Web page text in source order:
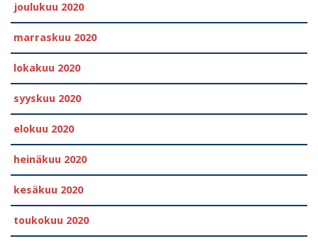
joulukuu 2020
marraskuu 2020
lokakuu 2020
syyskuu 2020
elokuu 2020
heinäkuu 2020
kesäkuu 2020
toukokuu 2020